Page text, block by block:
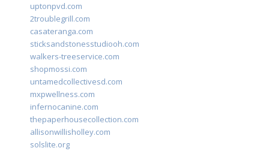
uptonpvd.com
2troublegrill.com
casateranga.com
sticksandstonesstudiooh.com
walkers-treeservice.com
shopmossi.com
untamedcollectivesd.com
mxpwellness.com
infernocanine.com
thepaperhousecollection.com
allisonwillisholley.com
solslite.org